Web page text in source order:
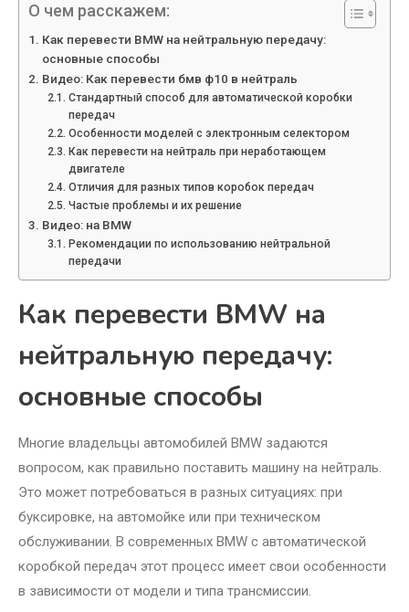
О чем расскажем:
Как перевести BMW на нейтральную передачу:
основные способы
Видео: Как перевести бмв ф10 в нейтраль
Стандартный способ для автоматической коробки
передач
Особенности моделей с электронным селектором
Как перевести на нейтраль при неработающем
двигателе
Отличия для разных типов коробок передач
Частые проблемы и их решение
Видео: на BMW
Рекомендации по использованию нейтральной
передачи
Как перевести BMW на
нейтральную передачу:
основные способы
Многие владельцы автомобилей BMW задаются
вопросом, как правильно поставить машину на нейтраль.
Это может потребоваться в разных ситуациях: при
буксировке, на автомойке или при техническом
обслуживании. В современных BMW с автоматической
коробкой передач этот процесс имеет свои особенности
в зависимости от модели и типа трансмиссии.